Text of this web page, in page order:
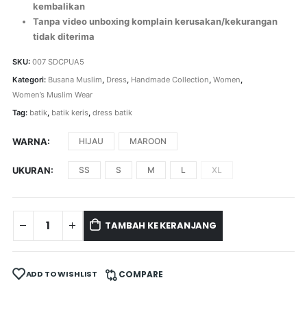
kembalikan
Tanpa video unboxing komplain kerusakan/kekurangan
tidak diterima
SKU: 007 SDCPUA5
Kategori: Busana Muslim, Dress, Handmade Collection, Women,
Women’s Muslim Wear
Tag: batik, batik keris, dress batik
WARNA HIJAU MAROON
UKURAN SS S M L XL
TAMBAH KE KERANJANG
ADD TO WISHLIST COMPARE